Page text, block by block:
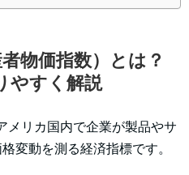
物価指数）とは？
やすく解説
メリカ国内で企業が製品やサ
変動を測る経済指標です。